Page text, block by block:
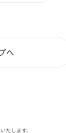
へ
たします。